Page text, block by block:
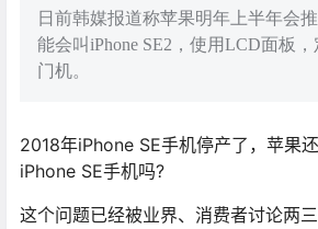
日前韩媒报道称苹果明年上半年会
能会叫iPhone SE2，使用LCD面板
门机。
2018年iPhone SE手机停产了，苹果
iPhone SE手机吗?
这个问题已经被业界、消费者讨论两